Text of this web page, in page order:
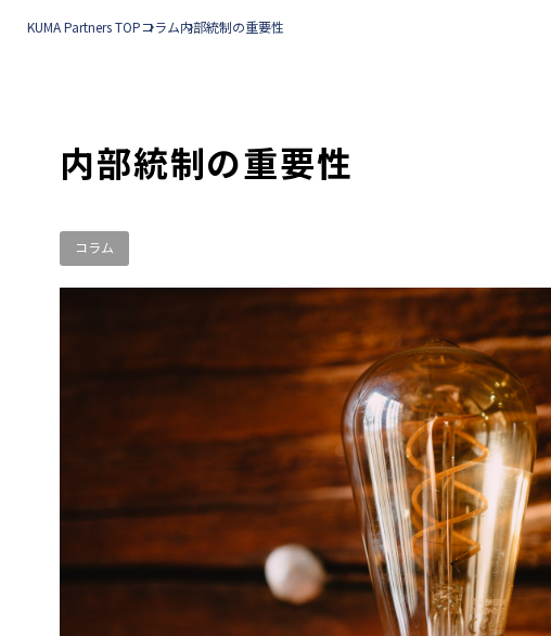
KUMA Partners TOPコラム内部統制の重要性
内部統制の重要性
コラム